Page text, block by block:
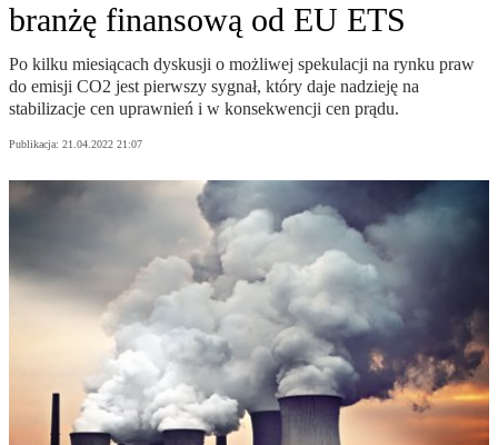
branżę finansową od EU ETS
Po kilku miesiącach dyskusji o możliwej spekulacji na rynku praw
do emisji CO2 jest pierwszy sygnał, który daje nadzieję na
stabilizacje cen uprawnień i w konsekwencji cen prądu.
Publikacja: 21.04.2022 21:07